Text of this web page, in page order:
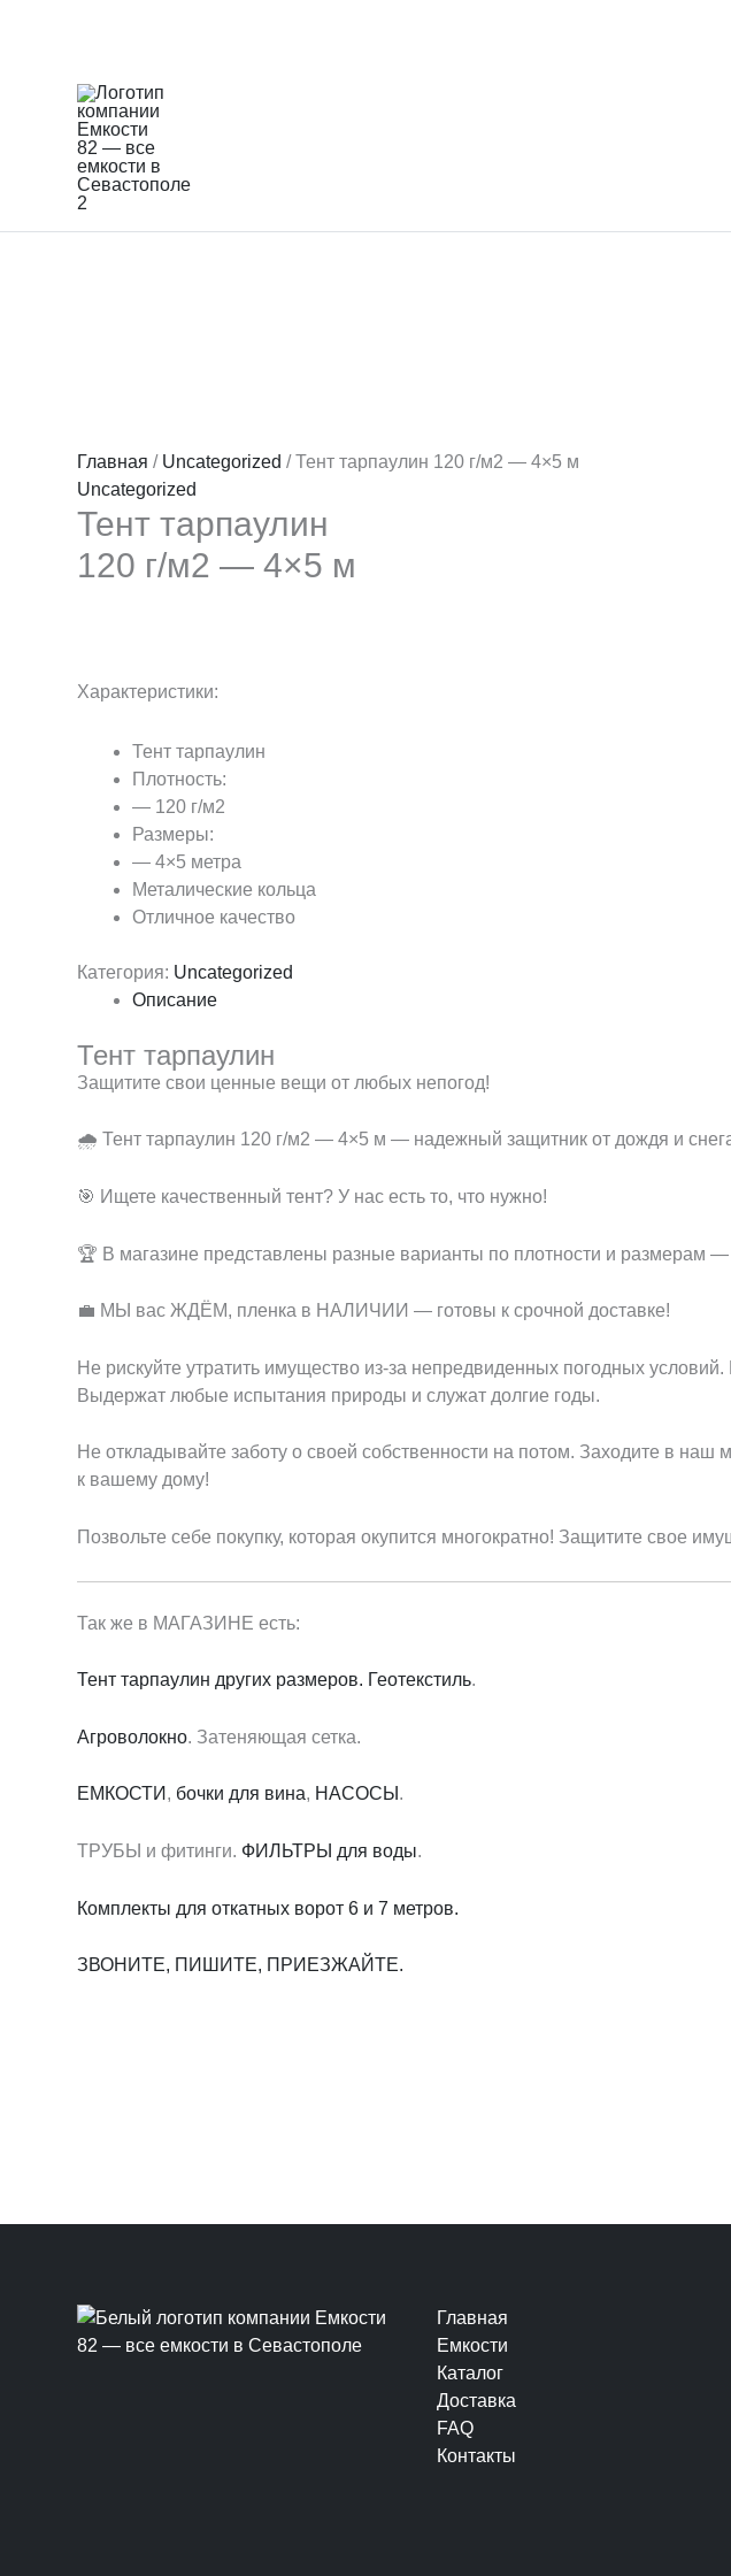
Главная / Uncategorized / Тент тарпаулин 120 г/м2 — 4×5 м
Uncategorized
Тент тарпаулин
120 г/м2 — 4×5 м
Характеристики:
Тент тарпаулин
Плотность:
— 120 г/м2
Размеры:
— 4×5 метра
Металические кольца
Отличное качество
Категория: Uncategorized
Описание
Тент тарпаулин
Защитите свои ценные вещи от любых непогод!
🌧️ Тент тарпаулин 120 г/м2 — 4×5 м — надежный защитник от дождя и
🎯 Ищете качественный тент? У нас есть то, что нужно!
🏆 В магазине представлены разные варианты по плотности и размерам
💼 МЫ вас ЖДЁМ, пленка в НАЛИЧИИ — готовы к срочной доставке!
Не рискуйте утратить имущество из-за непредвиденных погодных
Выдержат любые испытания природы и служат долгие годы.
Не откладывайте заботу о своей собственности на потом. Заходите в наш
к вашему дому!
Позвольте себе покупку, которая окупится многократно! Защитите свое
Так же в МАГАЗИНЕ есть:
Тент тарпаулин других размеров. Геотекстиль.
Агроволокно. Затеняющая сетка.
ЕМКОСТИ , бочки для вина, НАСОСЫ .
ТРУБЫ и фитинги. ФИЛЬТРЫ для воды.
Комплекты для откатных ворот 6 и 7 метров.
ЗВОНИТЕ, ПИШИТЕ, ПРИЕЗЖАЙТЕ.
Главная
Емкости
Каталог
Доставка
FAQ
Контакты